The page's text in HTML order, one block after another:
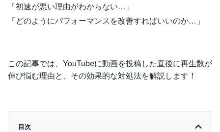
「初速が悪い理由がわからない…」
「どのようにパフォーマンスを改善すればいいのか…」
この記事では、YouTubeに動画を投稿した直後に再生数が
伸び悩む理由と、その効果的な対処法を解説します！
目次